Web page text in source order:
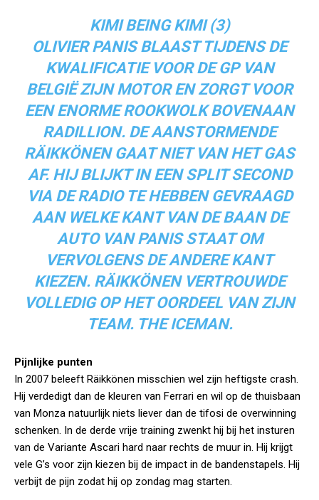
KIMI BEING KIMI (3)
OLIVIER PANIS BLAAST TIJDENS DE
KWALIFICATIE VOOR DE GP VAN
BELGIË ZIJN MOTOR EN ZORGT VOOR
EEN ENORME ROOKWOLK BOVENAAN
RADILLION. DE AANSTORMENDE
RÄIKKÖNEN GAAT NIET VAN HET GAS
AF. HIJ BLIJKT IN EEN SPLIT SECOND
VIA DE RADIO TE HEBBEN GEVRAAGD
AAN WELKE KANT VAN DE BAAN DE
AUTO VAN PANIS STAAT OM
VERVOLGENS DE ANDERE KANT
KIEZEN. RÄIKKÖNEN VERTROUWDE
VOLLEDIG OP HET OORDEEL VAN ZIJN
TEAM. THE ICEMAN.
Pijnlijke punten
In 2007 beleeft Räikkönen misschien wel zijn heftigste crash.
Hij verdedigt dan de kleuren van Ferrari en wil op de thuisbaan
van Monza natuurlijk niets liever dan de tifosi de overwinning
schenken. In de derde vrije training zwenkt hij bij het insturen
van de Variante Ascari hard naar rechts de muur in. Hij krijgt
vele G’s voor zijn kiezen bij de impact in de bandenstapels. Hij
verbijt de pijn zodat hij op zondag mag starten.